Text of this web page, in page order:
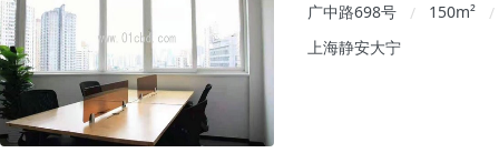
广中路698号 / 150m²
/
上海静安大宁